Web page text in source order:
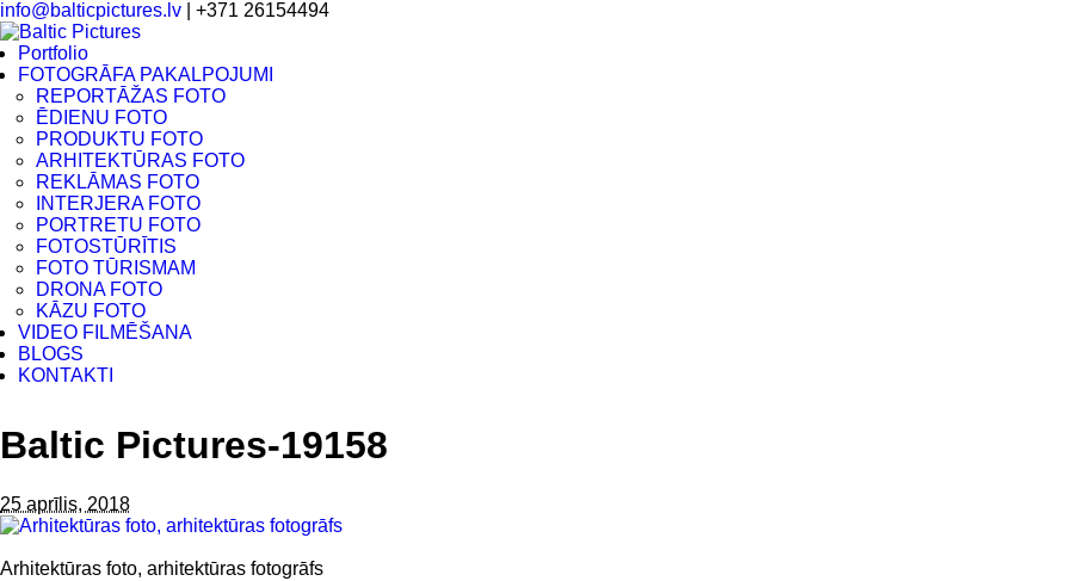
info@balticpictures.lv | +371 26154494
Portfolio
FOTOGRĀFA PAKALPOJUMI
REPORTĀŽAS FOTO
ĒDIENU FOTO
PRODUKTU FOTO
ARHITEKTŪRAS FOTO
REKLĀMAS FOTO
INTERJERA FOTO
PORTRETU FOTO
FOTOSTŪRĪTIS
FOTO TŪRISMAM
DRONA FOTO
KĀZU FOTO
VIDEO FILMĒŠANA
BLOGS
KONTAKTI
Baltic Pictures-19158
25 aprīlis, 2018
Arhitektūras foto, arhitektūras fotogrāfs